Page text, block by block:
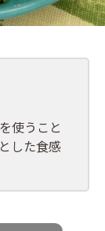
使うこと
した食感